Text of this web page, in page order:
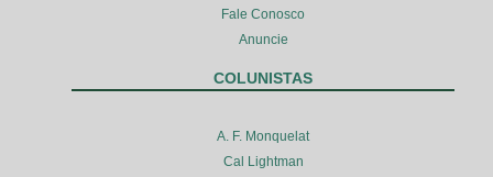
Fale Conosco
Anuncie
COLUNISTAS
A. F. Monquelat
Cal Lightman